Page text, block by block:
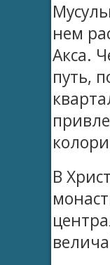
нем
Акса.
путь,
В